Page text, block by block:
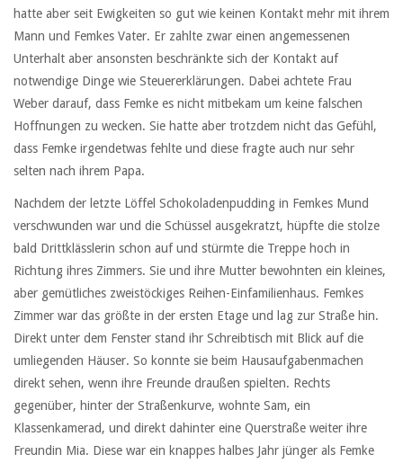
hatte aber seit Ewigkeiten so gut wie keinen Kontakt mehr mit ihrem
Mann und Femkes Vater. Er zahlte zwar einen angemessenen
Unterhalt aber ansonsten beschränkte sich der Kontakt auf
notwendige Dinge wie Steuererklärungen. Dabei achtete Frau
Weber darauf, dass Femke es nicht mitbekam um keine falschen
Hoffnungen zu wecken. Sie hatte aber trotzdem nicht das Gefühl,
dass Femke irgendetwas fehlte und diese fragte auch nur sehr
selten nach ihrem Papa.
Nachdem der letzte Löffel Schokoladenpudding in Femkes Mund
verschwunden war und die Schüssel ausgekratzt, hüpfte die stolze
bald Drittklässlerin schon auf und stürmte die Treppe hoch in
Richtung ihres Zimmers. Sie und ihre Mutter bewohnten ein kleines,
aber gemütliches zweistöckiges Reihen-Einfamilienhaus. Femkes
Zimmer war das größte in der ersten Etage und lag zur Straße hin.
Direkt unter dem Fenster stand ihr Schreibtisch mit Blick auf die
umliegenden Häuser. So konnte sie beim Hausaufgabenmachen
direkt sehen, wenn ihre Freunde draußen spielten. Rechts
gegenüber, hinter der Straßenkurve, wohnte Sam, ein
Klassenkamerad, und direkt dahinter eine Querstraße weiter ihre
Freundin Mia. Diese war ein knappes halbes Jahr jünger als Femke